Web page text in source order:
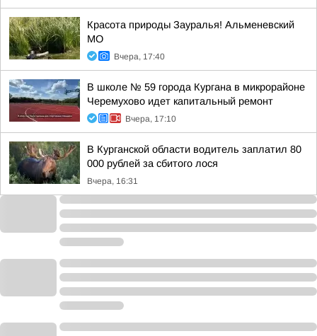
Красота природы Зауралья! Альменевский
МО
Вчера, 17:40
В школе № 59 города Кургана в микрорайоне
Черемухово идет капитальный ремонт
Вчера, 17:10
В Курганской области водитель заплатил 80
000 рублей за сбитого лося
Вчера, 16:31